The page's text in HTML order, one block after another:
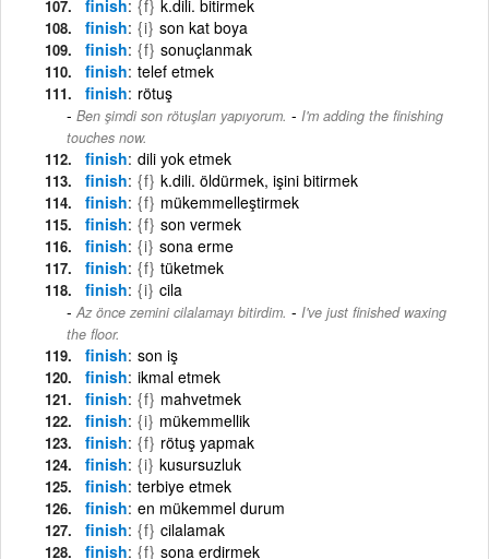
finish {f} k.dili. bitirmek
finish {i} son kat boya
finish {f} sonuçlanmak
finish telef etmek
finish rötuş
Ben şimdi son rötuşları yapıyorum. - I'm adding the finishing
touches now.
finish dili yok etmek
finish {f} k.dili. öldürmek, işini bitirmek
finish {f} mükemmelleştirmek
finish {f} son vermek
finish {i} sona erme
finish {f} tüketmek
finish {i} cila
Az önce zemini cilalamayı bitirdim. - I've just finished waxing
the floor.
finish son iş
finish ikmal etmek
finish {f} mahvetmek
finish {i} mükemmellik
finish {f} rötuş yapmak
finish {i} kusursuzluk
finish terbiye etmek
finish en mükemmel durum
finish {f} cilalamak
finish {f} sona erdirmek